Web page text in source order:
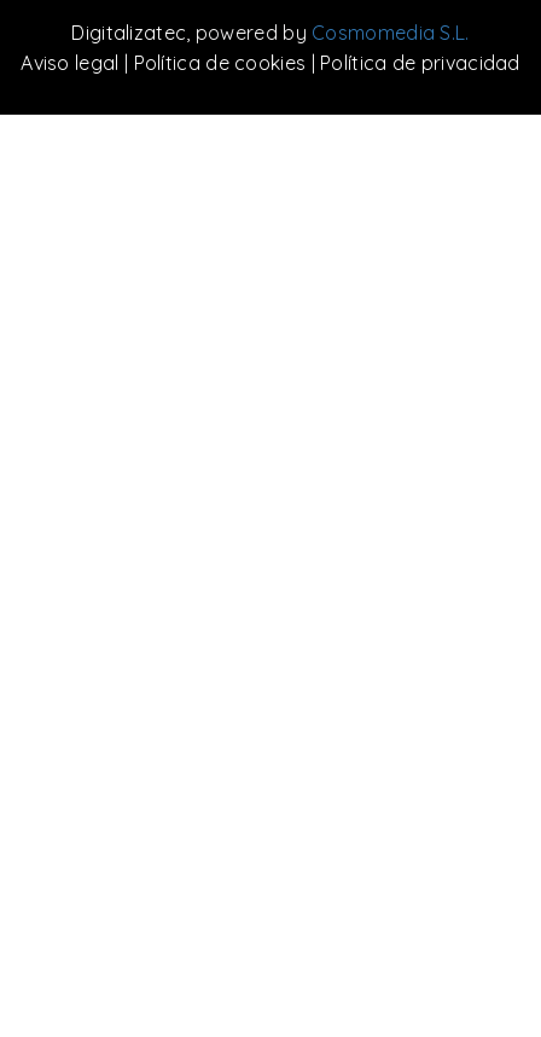
Digitalizatec, powered by Cosmomedia S.L.
Aviso legal
Política de cookies Política de privacidad